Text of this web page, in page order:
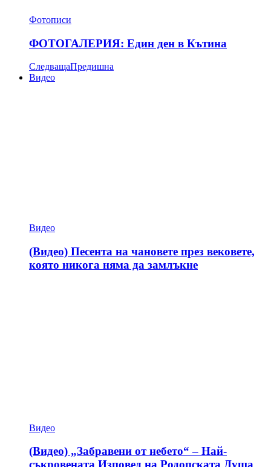
Фотописи
ФОТОГАЛЕРИЯ: Един ден в Кътина
СледващаПредишна
Видео
Видео
(Видео) Песента на чановете през вековете,
която никога няма да замлъкне
Видео
(Видео) „Забравени от небето“ – Най-